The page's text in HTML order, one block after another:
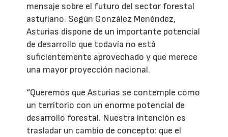
mensaje sobre el futuro del sector forestal
asturiano. Según González Menéndez,
Asturias dispone de un importante potencial
de desarrollo que todavía no está
suficientemente aprovechado y que merece
una mayor proyección nacional.
“Queremos que Asturias se contemple como
un territorio con un enorme potencial de
desarrollo forestal. Nuestra intención es
trasladar un cambio de concepto: que el